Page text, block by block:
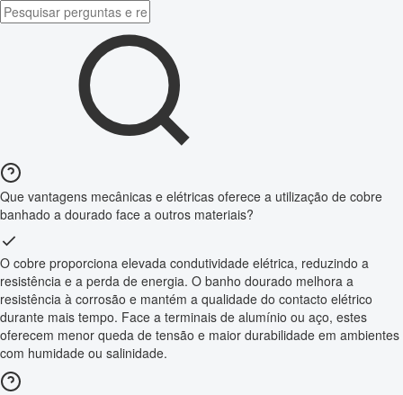
Que vantagens mecânicas e elétricas oferece a utilização de cobre
banhado a dourado face a outros materiais?
O cobre proporciona elevada condutividade elétrica, reduzindo a
resistência e a perda de energia. O banho dourado melhora a
resistência à corrosão e mantém a qualidade do contacto elétrico
durante mais tempo. Face a terminais de alumínio ou aço, estes
oferecem menor queda de tensão e maior durabilidade em ambientes
com humidade ou salinidade.